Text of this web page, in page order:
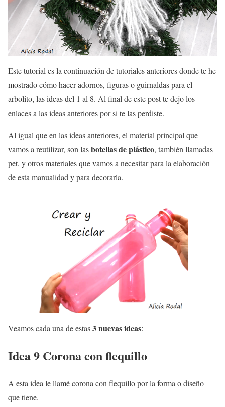
Este tutorial es la continuación de tutoriales anteriores donde te he
mostrado cómo hacer adornos, figuras o guirnaldas para el
arbolito, las ideas del 1 al 8. Al final de este post te dejo los
enlaces a las ideas anteriores por si te las perdiste.
Al igual que en las ideas anteriores, el material principal que
vamos a reutilizar, son lasbotellas de plástico, también llamadas
pet, y otros materiales que vamos a necesitar para la elaboración
de esta manualidad y para decorarla.
Veamos cada una de estas3 nuevas ideas:
Idea 9 Corona con flequillo
A esta idea le llamé corona con flequillo por la forma o diseño
que tiene.